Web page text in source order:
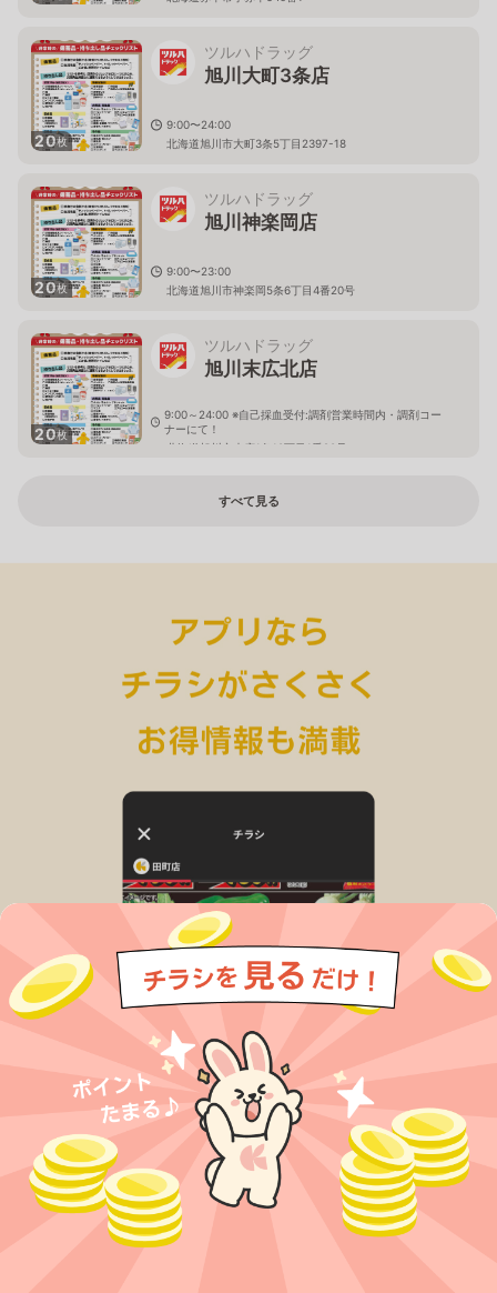
20枚
ツルハドラッグ
旭川大町3条店
9:00〜24:00
北海道旭川市大町3条5丁目2397-18
20枚
ツルハドラッグ
旭川神楽岡店
9:00〜23:00
北海道旭川市神楽岡5条6丁目4番20号
20枚
ツルハドラッグ
旭川末広北店
9:00～24:00 ※自己採血受付:調剤営業時間内・調剤コー
ナーにて！
北海道旭川市末広1条10丁目1番20号
すべて見る